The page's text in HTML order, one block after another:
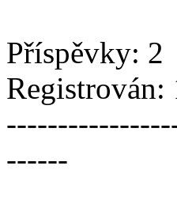
Příspěvky: 2
------